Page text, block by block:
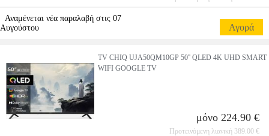
Αναμένεται νέα παραλαβή στις 07
Αυγούστου
Αγορά
TV CHIQ UJA50QM10GP 50'' QLED 4K UHD SMART
WIFI GOOGLE TV
μόνο 224.90 €
Προτεινόμενη λιανική 389.00 €